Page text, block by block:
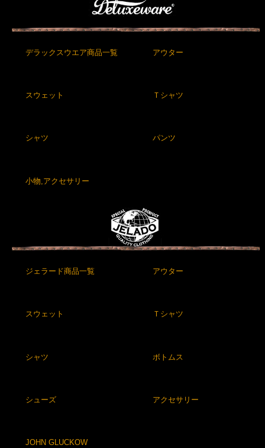
デラックスウエア商品一覧 アウター
スウェット Ｔシャツ
シャツ パンツ
小物,アクセサリー
ジェラード商品一覧 アウター
スウェット Ｔシャツ
シャツ ボトムス
シューズ アクセサリー
JOHN GLUCKOW